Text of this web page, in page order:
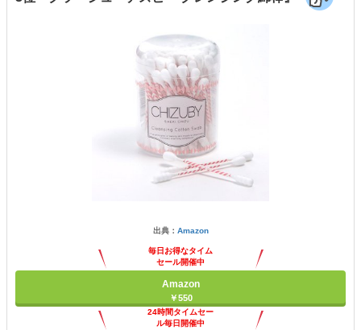
出典： Amazon
毎日お得なタイム
セール開催中
Amazon
￥550
24時間タイムセー
ル毎日開催中